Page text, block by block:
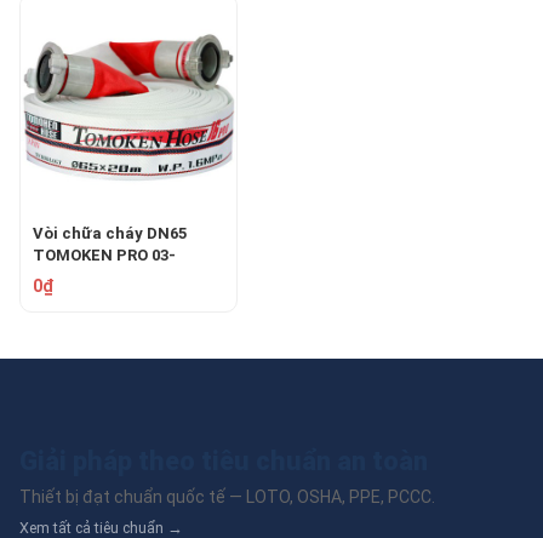
Vòi chữa cháy DN65
TOMOKEN PRO 03-
TMKH-206516B
0₫
Thiết bị đạt chuẩn quốc tế — LOTO, OSHA, PPE, PCCC.
Xem tất cả tiêu chuẩn →